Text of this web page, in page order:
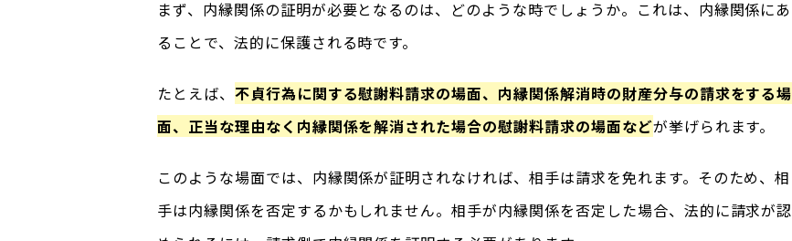
まず、内縁関係の証明が必要となるのは、どのような時でしょうか。これは、内縁関係にあ
ることで、法的に保護される時です。
たとえば、 不貞行為に関する慰謝料請求の場面、内縁関係解消時の財産分与の請求をする場
面、正当な理由なく内縁関係を解消された場合の慰謝料請求の場面などが挙げられます。
このような場面では、内縁関係が証明されなければ、相手は請求を免れます。そのため、相
手は内縁関係を否定するかもしれません。相手が内縁関係を否定した場合、法的に請求が認